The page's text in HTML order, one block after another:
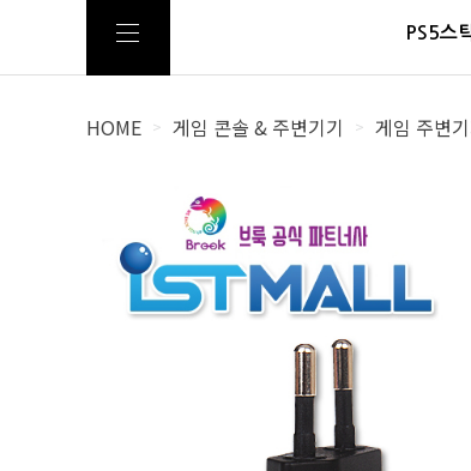
PS5스
HOME > 게임 콘솔 & 주변기기 > 게임 주변